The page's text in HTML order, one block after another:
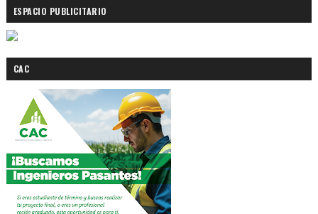
ESPACIO PUBLICITARIO
CAC